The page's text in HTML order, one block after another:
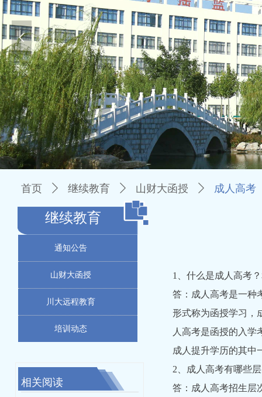
넳
首页 ꄲ 继续教育 ꄲ 山财大函授 ꄲ 成人高考
1、什么是成人高考
答：成人高考是一种
形式称为函授学习，
人高考是函授的入
成人提升学历的其中
2、成人高考有哪些
答：成人高考招生层
通知公告
山财大函授
川大远程教育
培训动态
继续教育
相关阅读
끔
끔
끔
끔
끔
끔
끔
끔
끔
끔 2022级学号
끔 成人高考（函授）学历问答
끔
끔
끔
끔
끔